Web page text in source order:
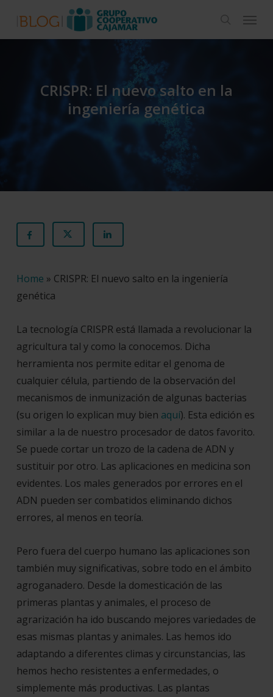
main
search
Menu
CRISPR: El nuevo salto en la
ingeniería genética
Home » CRISPR: El nuevo salto en la ingeniería
genética
La tecnología CRISPRestá llamada a revolucionar la
agricultura tal y como la conocemos. Dicha
herramienta nos permite editar el genoma de
cualquier célula, partiendo de la observación del
mecanismos de inmunización de algunas bacterias
(su origen lo explican muy bien aquí). Esta edición es
similar a la de nuestro procesador de datos favorito.
Se puede cortar un trozo de la cadena de ADN y
sustituir por otro. Las aplicaciones en medicina son
evidentes. Los males generados por errores en el
ADN pueden ser combatidos eliminando dichos
errores, al menos en teoría.
Pero fuera del cuerpo humano las aplicaciones son
también muy significativas, sobre todo en el ámbito
agroganadero. Desde la domesticación de las
primeras plantas y animales, el proceso de
agrarización ha ido buscando mejores variedades de
esas mismas plantas y animales. Las hemos ido
adaptando a diferentes climas y circunstancias, las
hemos hecho resistentes a enfermedades, o
simplemente más productivas. Las plantas